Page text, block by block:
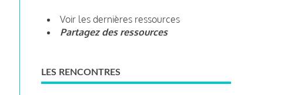
Voir les dernières ressources
Partagez des ressources
LES RENCONTRES